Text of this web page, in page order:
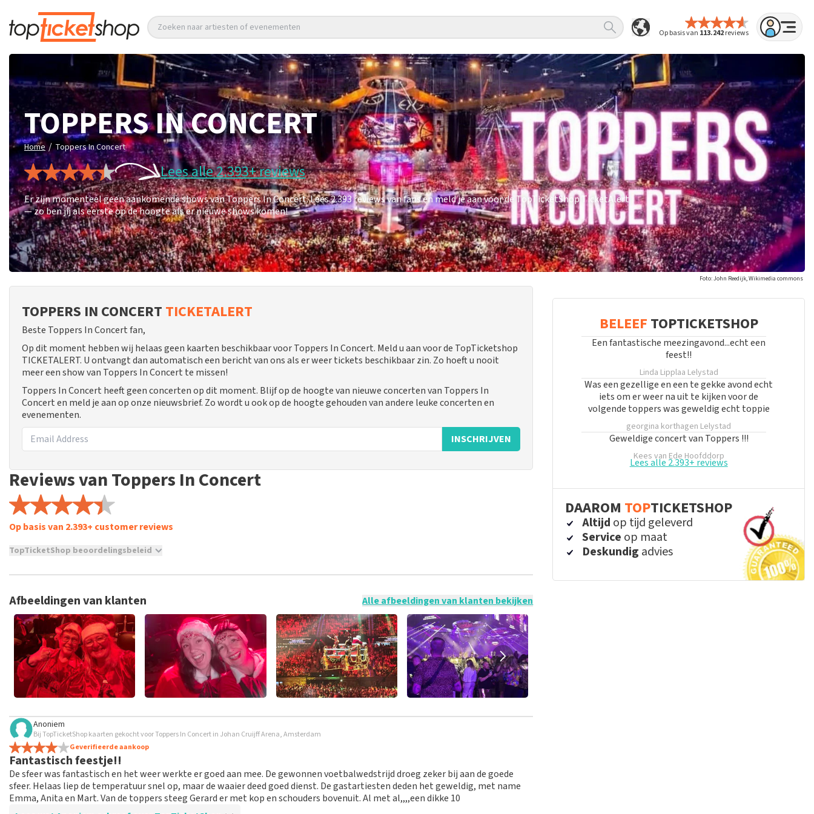
Op basis van 113.242reviews
Zoeken naar artiesten of evenementen
TOPPERS IN CONCERT
Home / Toppers In Concert
Lees alle 2.393+ reviews
Er zijn momenteel geen aankomende shows van Toppers In Concert. Lees 2.393 reviews van fans en meld je aan voor de TopTicketShop TicketAlert
— zo ben jij als eerste op de hoogte als er nieuwe shows komen!
Foto: John Reedijk, Wikimedia commons
TOPPERS IN CONCERT TICKETALERT
Beste Toppers In Concert fan,
Op dit moment hebben wij helaas geen kaarten beschikbaar voor Toppers In Concert. Meld u aan voor de TopTicketshop
TICKETALERT. U ontvangt dan automatisch een bericht van ons als er weer tickets beschikbaar zin. Zo hoeft u nooit
meer een show van Toppers In Concert te missen!
Toppers In Concert heeft geen concerten op dit moment. Blijf op de hoogte van nieuwe concerten van Toppers In
Concert en meld je aan op onze nieuwsbrief. Zo wordt u ook op de hoogte gehouden van andere leuke concerten en
evenementen.
INSCHRIJVEN
Reviews van Toppers In Concert
Op basis van 2.393+ customer reviews
TopTicketShop beoordelingsbeleid
TopTicketShop verzamelt reviews van echte klanten. Het is niet mogelijk om een review achter te laten als je geen tickets
weken duren voordat een review wordt geplaatst.
Afbeeldingen van klanten Alle afbeeldingen van klanten bekijken
Anoniem
Bij TopTicketShop kaarten gekocht voor Toppers In Concert in Johan Cruijff Arena, Amsterdam
Geverifieerde aankoop
Fantastisch feestje!!
De sfeer was fantastisch en het weer werkte er goed aan mee. De gewonnen voetbalwedstrijd droeg zeker bij aan de goede
sfeer. Helaas liep de temperatuur snel op, maar de waaier deed goed dienst. De gastartiesten deden het geweldig, met name
Emma, Anita en Mart. Van de toppers steeg Gerard er met kop en schouders bovenuit. Al met al,,,,een dikke 10
BELEEF TOPTICKETSHOP
Een fantastische meezingavond...echt een
feest!!
Linda Lipplaa Lelystad
Was een gezellige en een te gekke avond echt
iets om er weer na uit te kijken voor de
volgende toppers was geweldig echt toppie
georgina korthagen Lelystad
Geweldige concert van Toppers !!!
Kees van Ede Hoofddorp
Lees alle 2.393+ reviews
DAAROM TOPTICKETSHOP
Altijd op tijd geleverd
Service op maat
Deskundig advies